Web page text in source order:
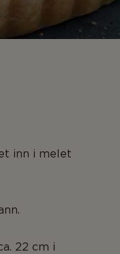
inn i melet
22 cm i